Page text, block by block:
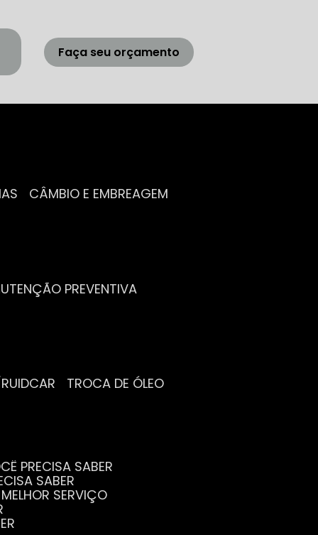
Faça seu orçamento
CÂMBIO E EMBREAGEM
PREVENTIVA
TROCA DE ÓLEO
PRECISA SABER
SABER
SERVIÇO